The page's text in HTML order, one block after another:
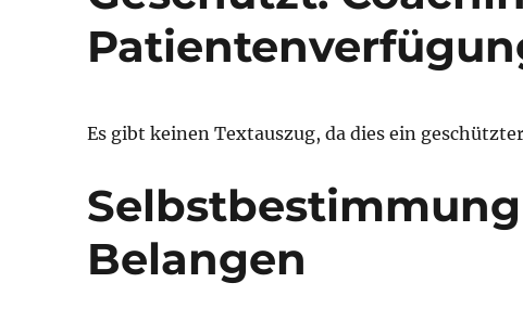
Es gibt keinen Textauszug, da dies ein
Belangen